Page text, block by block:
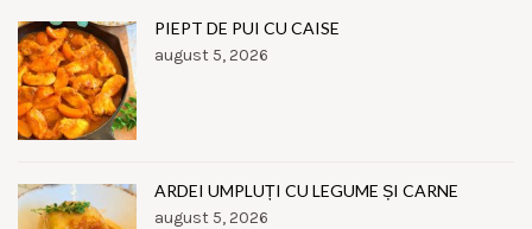
PIEPT DE PUI CU CAISE
august 5, 2026
ARDEI UMPLUȚI CU LEGUME ȘI CARNE
august 5, 2026